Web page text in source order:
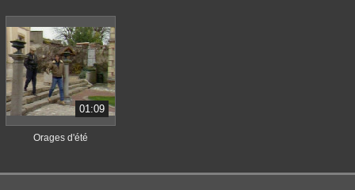
01:09
Orages d'été